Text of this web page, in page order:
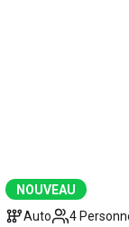
NOUVEAU
Auto
4